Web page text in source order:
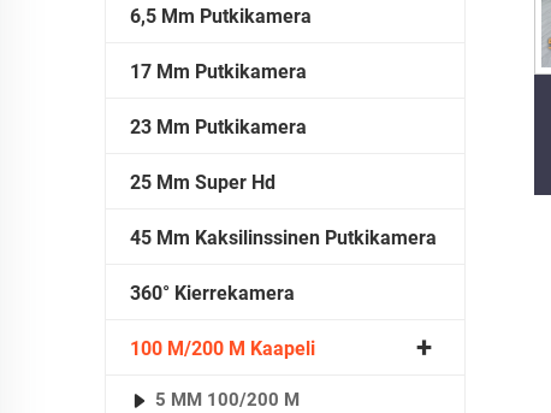
6,5 Mm Putkikamera
17 Mm Putkikamera
23 Mm Putkikamera
25 Mm Super Hd
45 Mm Kaksilinssinen Putkikamera
360° Kierrekamera
100 M/200 M Kaapeli
5 MM 100/200 M